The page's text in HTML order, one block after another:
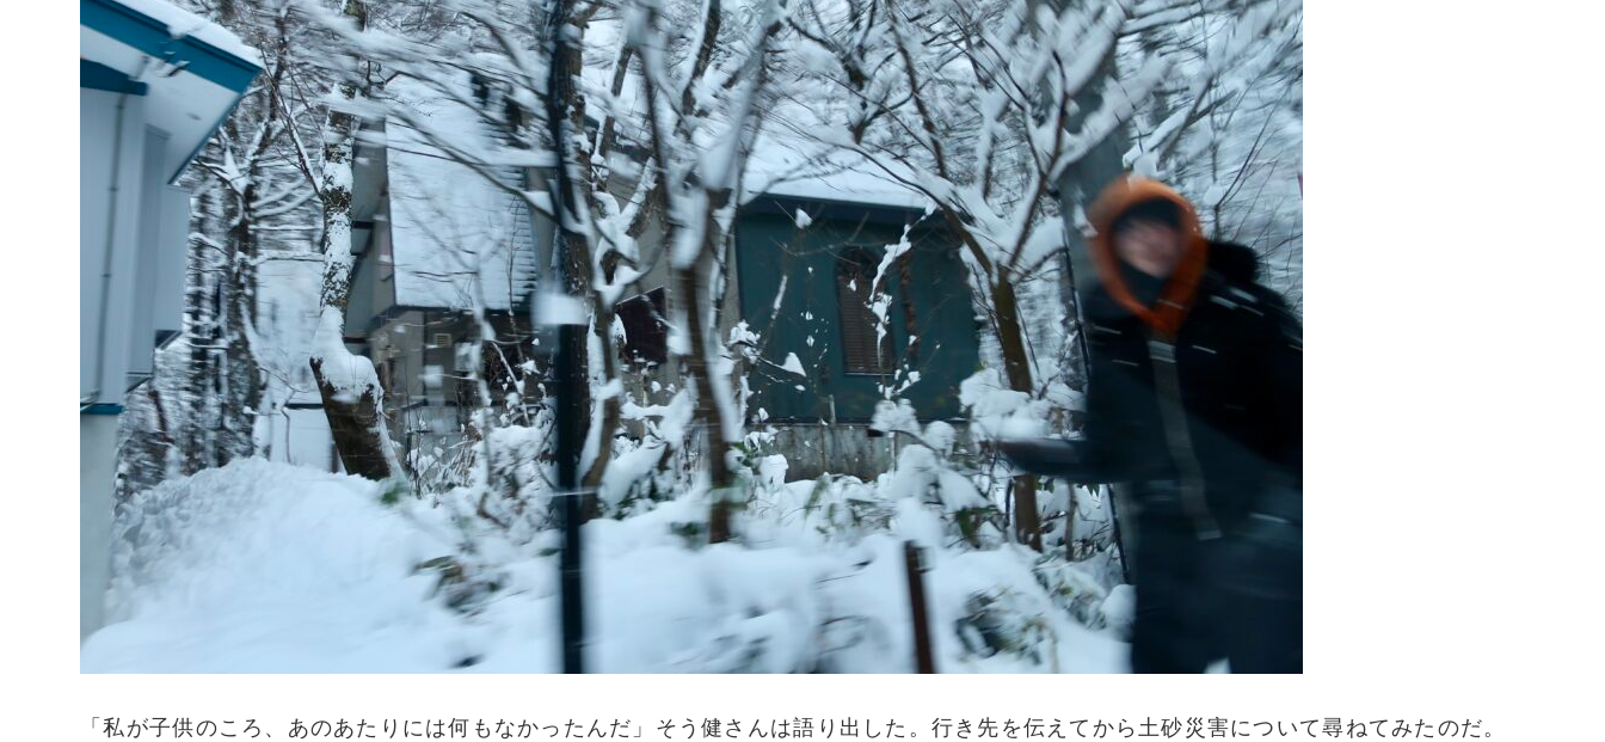
「私が子供のころ、あのあたりには何もなかったんだ」そう健さんは語り出した。行き先を伝えてから土砂災害について尋ねてみたのだ。